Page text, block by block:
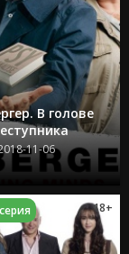
В голове
11-06
18+